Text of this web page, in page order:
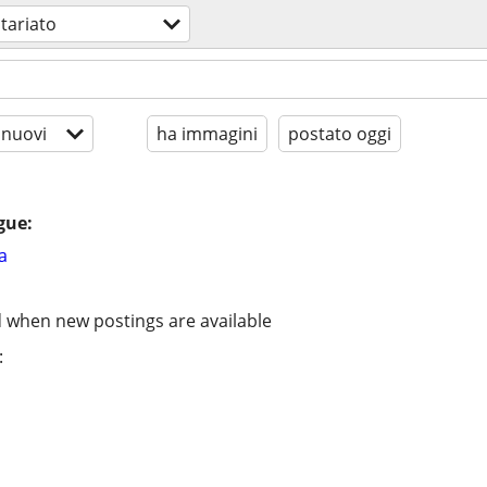
ha immagini postato oggi
new postings are available